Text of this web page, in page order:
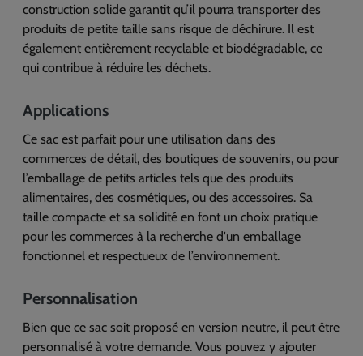
construction solide garantit qu’il pourra transporter des
produits de petite taille sans risque de déchirure. Il est
également entièrement recyclable et biodégradable, ce
qui contribue à réduire les déchets.
Applications
Ce sac est parfait pour une utilisation dans des
commerces de détail, des boutiques de souvenirs, ou pour
l’emballage de petits articles tels que des produits
alimentaires, des cosmétiques, ou des accessoires. Sa
taille compacte et sa solidité en font un choix pratique
pour les commerces à la recherche d'un emballage
fonctionnel et respectueux de l’environnement.
Personnalisation
Bien que ce sac soit proposé en version neutre, il peut être
personnalisé à votre demande. Vous pouvez y ajouter